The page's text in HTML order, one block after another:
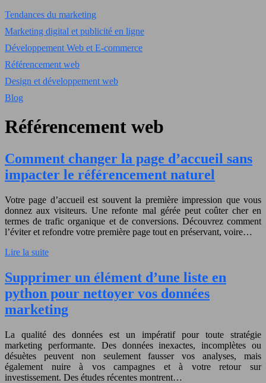
Tendances du marketing
Marketing digital et publicité en ligne
Développement Web et E-commerce
Référencement web
Design et développement web
Blog
Référencement web
Comment changer la page d’accueil sans
impacter le référencement naturel
Votre page d’accueil est souvent la première impression que vous
donnez aux visiteurs. Une refonte mal gérée peut coûter cher en
termes de trafic organique et de conversions. Découvrez comment
l’éviter et refondre votre première page tout en préservant, voire…
Lire la suite
Supprimer un élément d’une liste en
python pour nettoyer vos données
marketing
La qualité des données est un impératif pour toute stratégie
marketing performante. Des données inexactes, incomplètes ou
désuètes peuvent non seulement fausser vos analyses, mais
également nuire à vos campagnes et à votre retour sur
investissement. Des études récentes montrent…